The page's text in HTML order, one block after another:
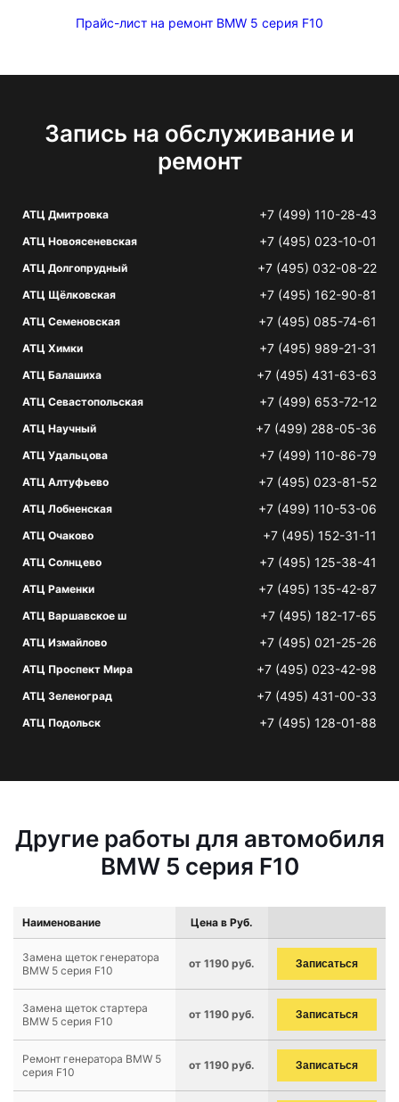
Прайс-лист на ремонт BMW 5 серия F10
Запись на обслуживание и
ремонт
АТЦ Дмитровка +7 (499) 110-28-43
АТЦ Новоясеневская +7 (495) 023-10-01
АТЦ Долгопрудный +7 (495) 032-08-22
АТЦ Щёлковская +7 (495) 162-90-81
АТЦ Семеновская +7 (495) 085-74-61
АТЦ Химки +7 (495) 989-21-31
АТЦ Балашиха +7 (495) 431-63-63
АТЦ Севастопольская +7 (499) 653-72-12
АТЦ Научный +7 (499) 288-05-36
АТЦ Удальцова +7 (499) 110-86-79
АТЦ Алтуфьево +7 (495) 023-81-52
АТЦ Лобненская +7 (499) 110-53-06
АТЦ Очаково +7 (495) 152-31-11
АТЦ Солнцево +7 (495) 125-38-41
АТЦ Раменки +7 (495) 135-42-87
АТЦ Варшавское ш +7 (495) 182-17-65
АТЦ Измайлово +7 (495) 021-25-26
АТЦ Проспект Мира +7 (495) 023-42-98
АТЦ Зеленоград +7 (495) 431-00-33
АТЦ Подольск +7 (495) 128-01-88
Другие работы для автомобиля
BMW 5 серия F10
Наименование Цена в Руб.
Замена щеток генератора
BMW 5 серия F10
от 1190 руб. Записаться
Замена щеток стартера
BMW 5 серия F10
от 1190 руб. Записаться
Ремонт генератора BMW 5
серия F10
от 1190 руб. Записаться